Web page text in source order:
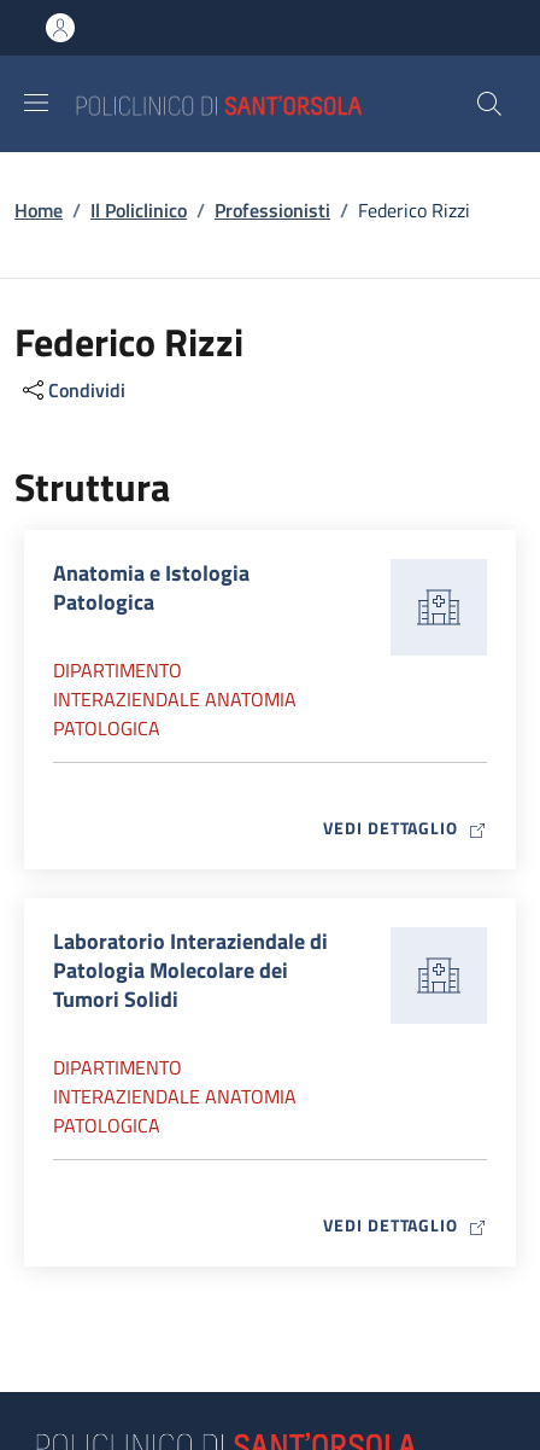
al contenuto principale
to footer content
Briciole di pane
Home / Il Policlinico / Professionisti / Federico Rizzi
Federico Rizzi
Condividi
Struttura
Anatomia e Istologia
Patologica
DIPARTIMENTO
INTERAZIENDALE ANATOMIA
PATOLOGICA
VEDI DETTAGLIO MAP ICON
Laboratorio Interaziendale di
Patologia Molecolare dei
Tumori Solidi
DIPARTIMENTO
INTERAZIENDALE ANATOMIA
PATOLOGICA
VEDI DETTAGLIO MAP ICON